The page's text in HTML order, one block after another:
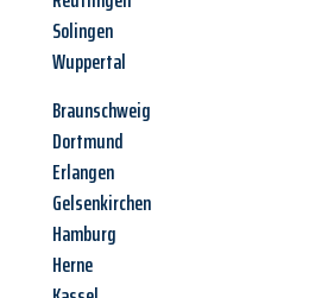
Solingen
Wuppertal
Braunschweig
Dortmund
Erlangen
Gelsenkirchen
Hamburg
Herne